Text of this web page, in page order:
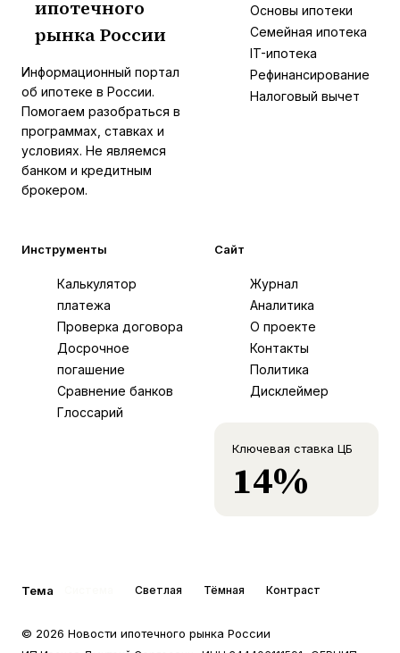
ипотечного
рынка России
Информационный портал
об ипотеке в России.
Помогаем разобраться в
программах, ставках и
условиях. Не являемся
банком и кредитным
брокером.
Основы ипотеки
Семейная ипотека
IT-ипотека
Рефинансирование
Налоговый вычет
Инструменты
Калькулятор
платежа
Проверка договора
Досрочное
погашение
Сравнение банков
Глоссарий
Сайт
Журнал
Аналитика
О проекте
Контакты
Политика
Дисклеймер
Ключевая ставка ЦБ
14%
Тема Светлая Тёмная Контраст
© 2026 Новости ипотечного рынка России